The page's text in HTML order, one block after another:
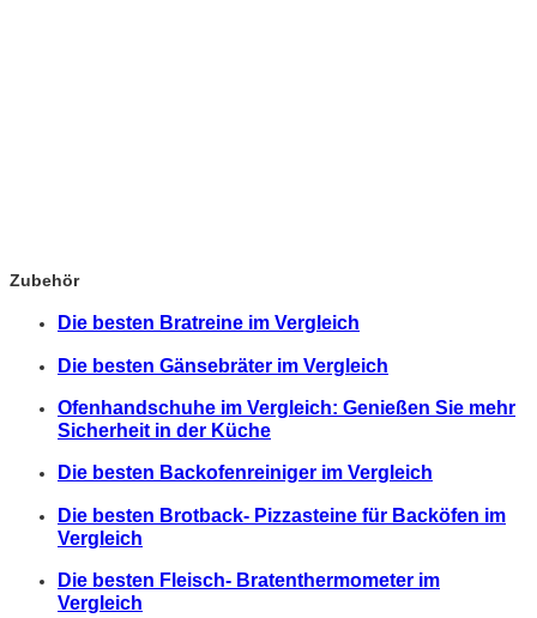
Zubehör
Die besten Bratreine im Vergleich
Die besten Gänsebräter im Vergleich
Ofenhandschuhe im Vergleich: Genießen Sie mehr
Sicherheit in der Küche
Die besten Backofenreiniger im Vergleich
Die besten Brotback- Pizzasteine für Backöfen im
Vergleich
Die besten Fleisch- Bratenthermometer im
Vergleich